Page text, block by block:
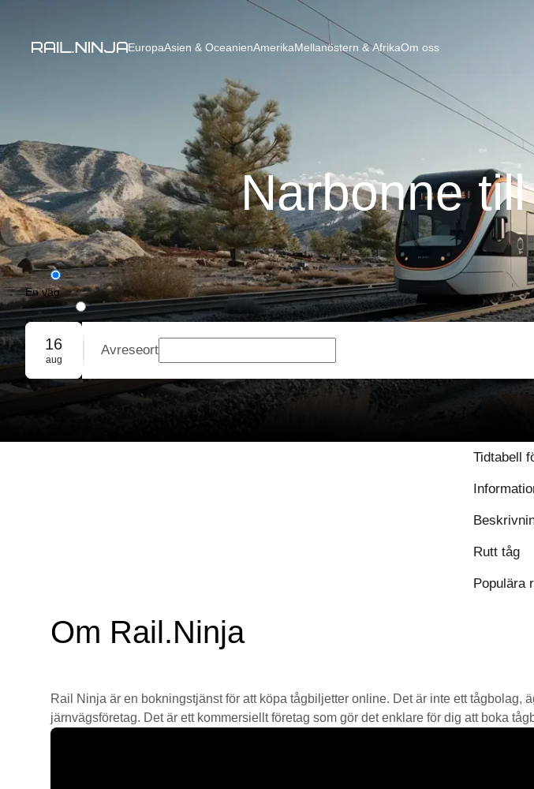
EuropaAsien & OceanienAmerikaMellanöstern & AfrikaOm oss
Narbonne till
En väg
Rundresa
Gruppbokning
16
aug
Avreseort
Tidtabell
Rutt tåg
Populära
Om Rail.Ninja
Rail Ninja är en bokningstjänst för att köpa tågbiljetter online. Det är inte ett
järnvägsföretag. Det är ett kommersiellt företag som gör det enklare för dig att boka